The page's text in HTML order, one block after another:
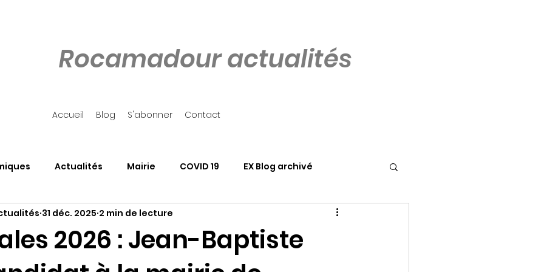
Rocamadour actualités
Accueil Blog S'abonner Contact
Actualités Mairie COVID 19 EX Blog archivé
Côté Rocher Associations
2026 : Jean-Baptiste
31 déc. 2025 2 min de lecture